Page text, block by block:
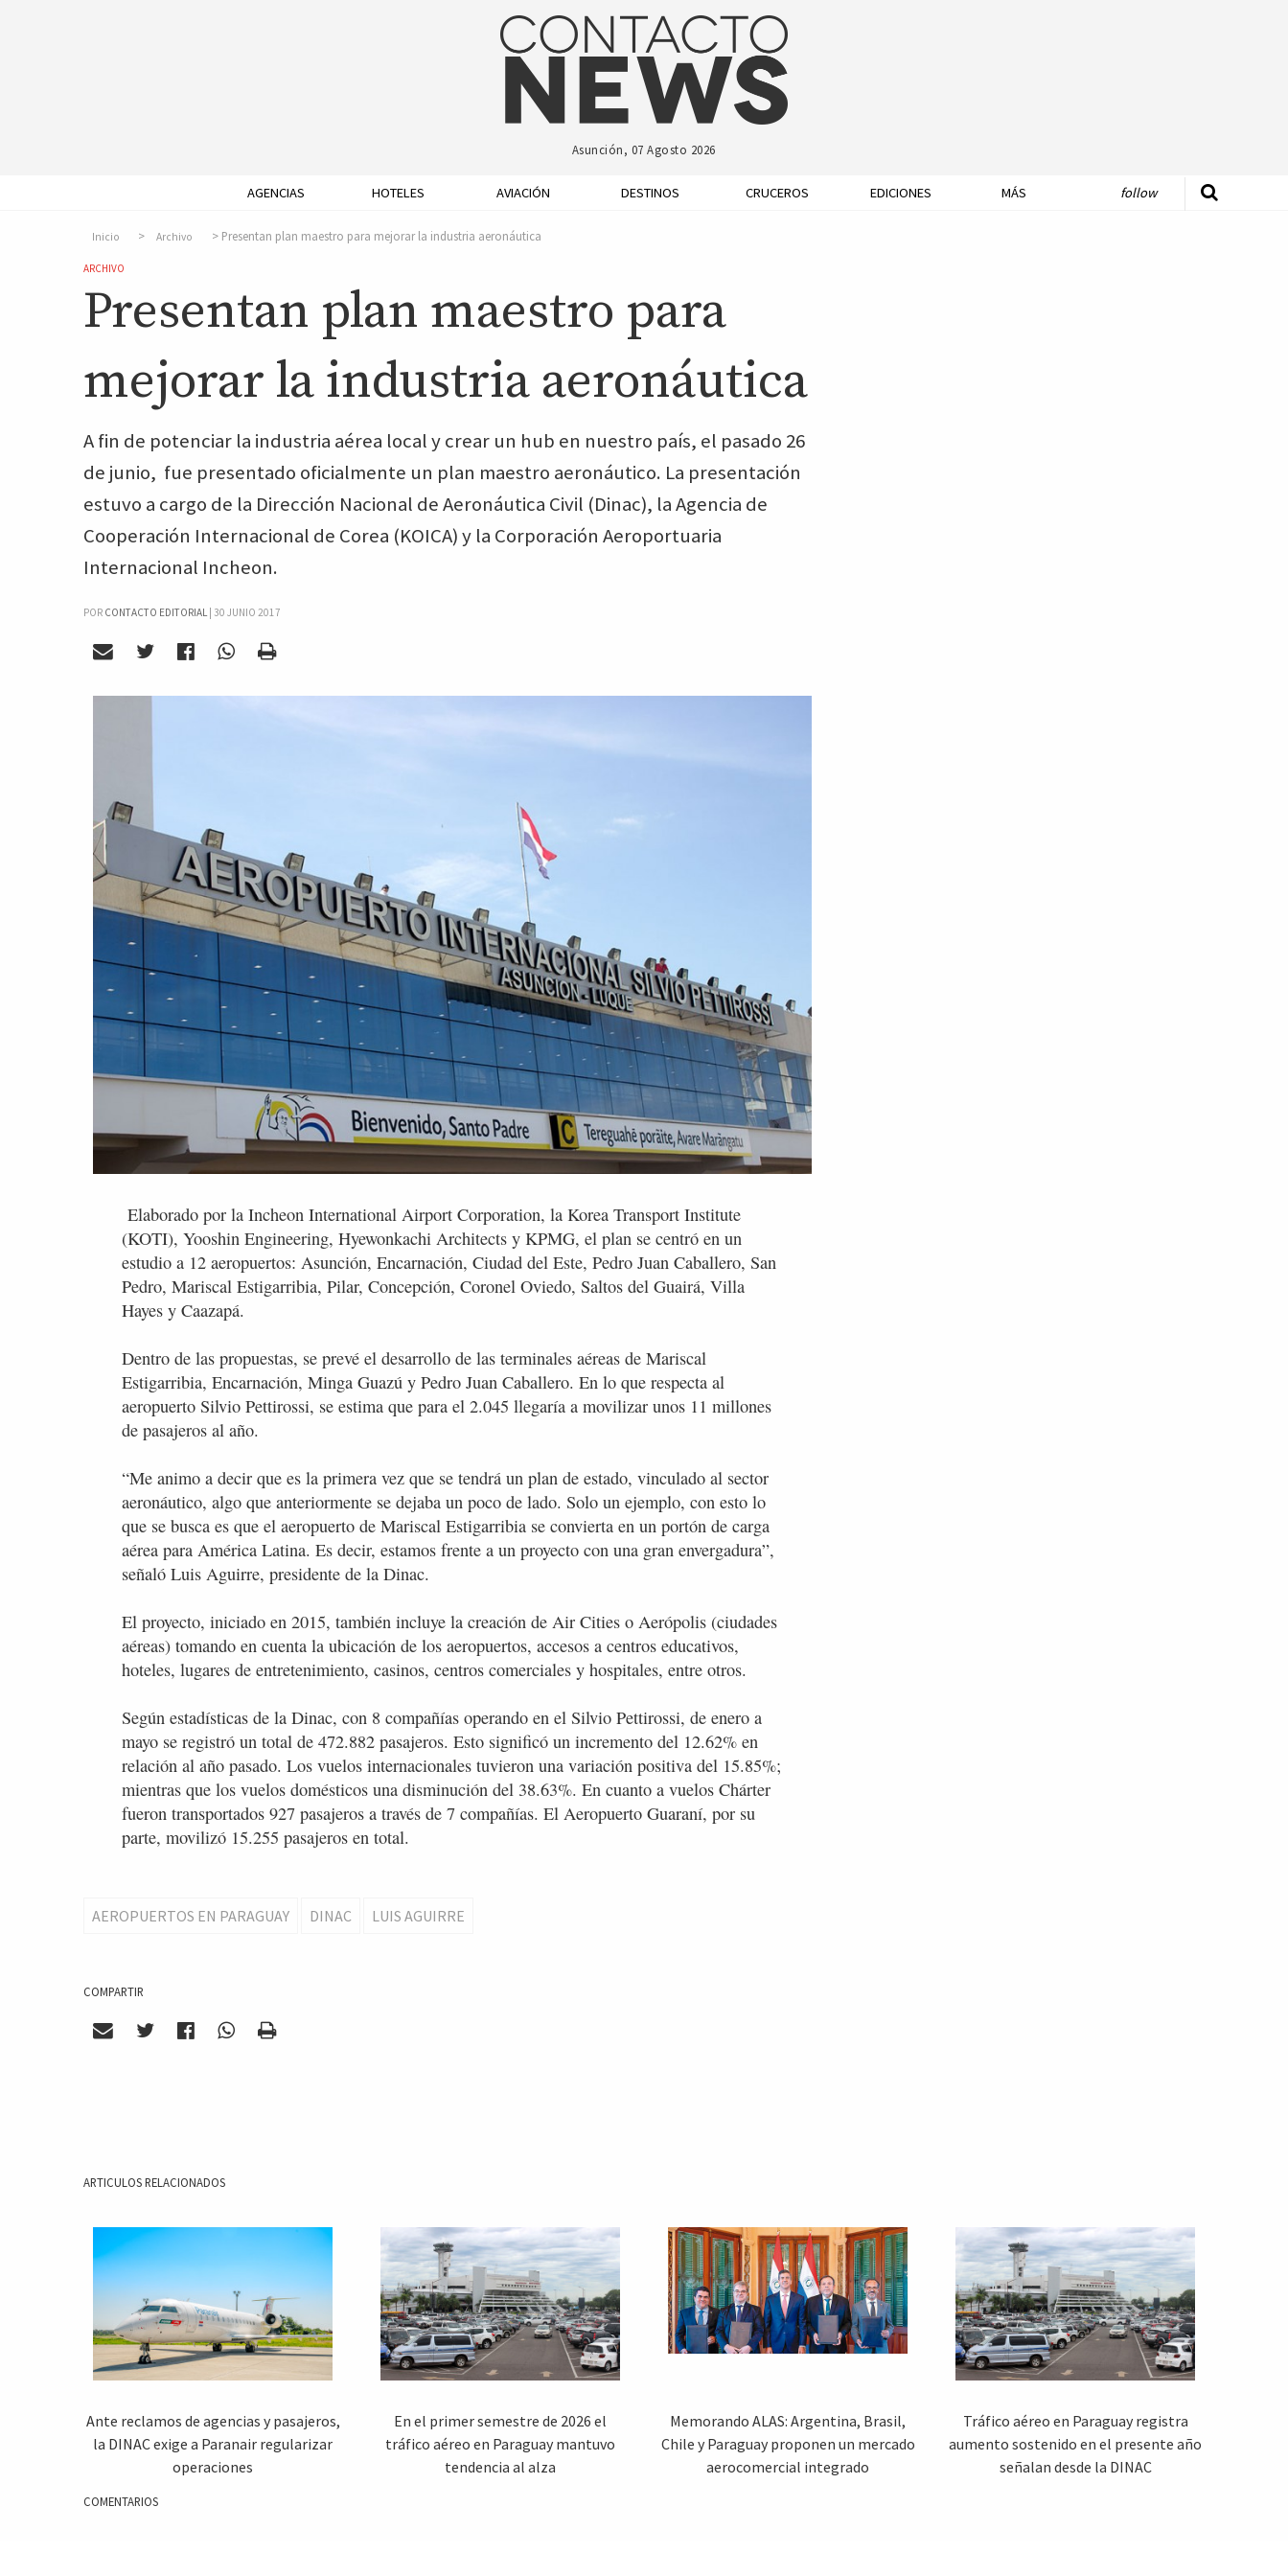
Asunción, 07 Agosto 2026
AGENCIAS HOTELES AVIACIÓN DESTINOS CRUCEROS EDICIONES MÁS follow
Inicio Archivo Presentan plan maestro para mejorar la industria aeronáutica
ARCHIVO
Presentan plan maestro para
mejorar la industria aeronáutica
A fin de potenciar la industria aérea local y crear un hub en nuestro país, el pasado 26
de junio, fue presentado oficialmente un plan maestro aeronáutico. La presentación
estuvo a cargo de la Dirección Nacional de Aeronáutica Civil (Dinac), la Agencia de
Cooperación Internacional de Corea (KOICA) y la Corporación Aeroportuaria
Internacional Incheon.
POR CONTACTO EDITORIAL | 30 JUNIO 2017
Elaborado por la Incheon International Airport Corporation, la Korea Transport Institute
(KOTI), Yooshin Engineering, Hyewonkachi Architects y KPMG, el plan se centró en un
estudio a 12 aeropuertos: Asunción, Encarnación, Ciudad del Este, Pedro Juan Caballero, San
Pedro, Mariscal Estigarribia, Pilar, Concepción, Coronel Oviedo, Saltos del Guairá, Villa
Hayes y Caazapá.
Dentro de las propuestas, se prevé el desarrollo de las terminales aéreas de Mariscal
Estigarribia, Encarnación, Minga Guazú y Pedro Juan Caballero. En lo que respecta al
aeropuerto Silvio Pettirossi, se estima que para el 2.045 llegaría a movilizar unos 11 millones
de pasajeros al año.
“Me animo a decir que es la primera vez que se tendrá un plan de estado, vinculado al sector
aeronáutico, algo que anteriormente se dejaba un poco de lado. Solo un ejemplo, con esto lo
que se busca es que el aeropuerto de Mariscal Estigarribia se convierta en un portón de carga
aérea para América Latina. Es decir, estamos frente a un proyecto con una gran envergadura”,
señaló Luis Aguirre, presidente de la Dinac.
El proyecto, iniciado en 2015, también incluye la creación de Air Cities o Aerópolis (ciudades
aéreas) tomando en cuenta la ubicación de los aeropuertos, accesos a centros educativos,
hoteles, lugares de entretenimiento, casinos, centros comerciales y hospitales, entre otros.
Según estadísticas de la Dinac, con 8 compañías operando en el Silvio Pettirossi, de enero a
mayo se registró un total de 472.882 pasajeros. Esto significó un incremento del 12.62% en
relación al año pasado. Los vuelos internacionales tuvieron una variación positiva del 15.85%;
mientras que los vuelos domésticos una disminución del 38.63%. En cuanto a vuelos Chárter
fueron transportados 927 pasajeros a través de 7 compañías. El Aeropuerto Guaraní, por su
parte, movilizó 15.255 pasajeros en total.
AEROPUERTOS EN PARAGUAY DINAC LUIS AGUIRRE
COMPARTIR
ARTICULOS RELACIONADOS
Ante reclamos de agencias y pasajeros,
la DINAC exige a Paranair regularizar
operaciones
En el primer semestre de 2026 el
tráfico aéreo en Paraguay mantuvo
tendencia al alza
Memorando ALAS: Argentina, Brasil,
Chile y Paraguay proponen un mercado
aerocomercial integrado
Tráfico aéreo en Paraguay registra
aumento sostenido en el presente año
señalan desde la DINAC
COMENTARIOS